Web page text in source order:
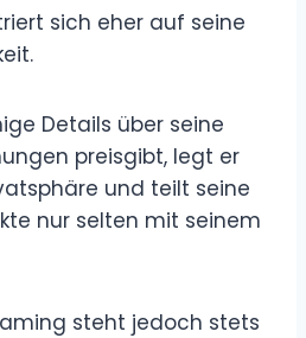
sich eher auf seine
Details über seine
preisgibt, legt er
und teilt seine
nur selten mit seinem
steht jedoch stets